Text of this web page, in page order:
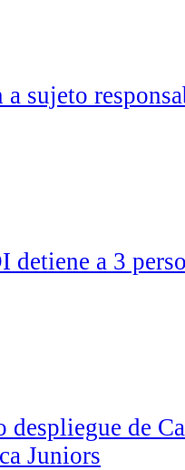
sujeto
detiene a 3
despliegue de
Juniors